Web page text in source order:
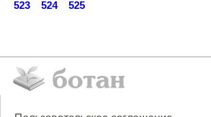
523
524 525